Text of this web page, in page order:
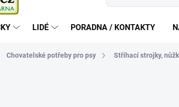
LIDÉ PORADNA / KONTAKTY
Chovatelské potřeby pro psy Stříhací strojky,